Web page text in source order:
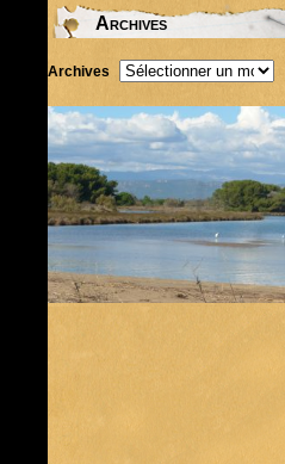
Archives
Archives